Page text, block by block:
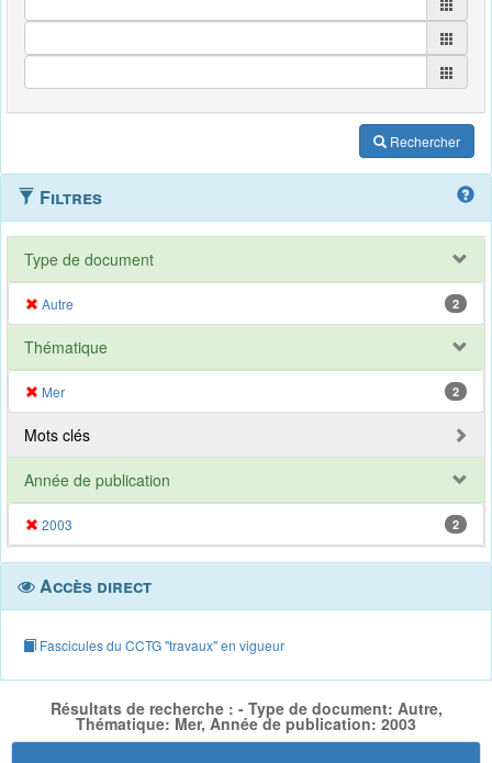
Rechercher
Filtres
Type de document
Autre 2
Thématique
Mer 2
Mots clés
Année de publication
2003 2
Accès direct
Fascicules du CCTG "travaux" en vigueur
Résultats de recherche : - Type de document: Autre,
Thématique: Mer, Année de publication: 2003